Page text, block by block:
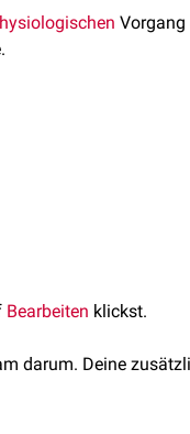
Vorgang
healthy subjects
Bearbeiten klickst.
darum. Deine